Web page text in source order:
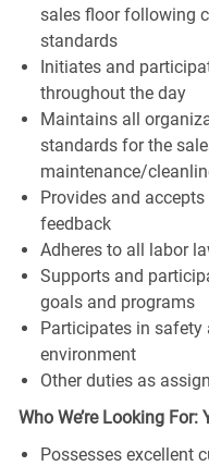
sales floor following
standards
Initiates and
throughout the day
Maintains all
standards for the
maintenance/
Provides and
feedback
Adheres to all labor
Supports and
goals and programs
Participates in
environment
Other duties as
Who We’re Looking For:
Possesses excellent